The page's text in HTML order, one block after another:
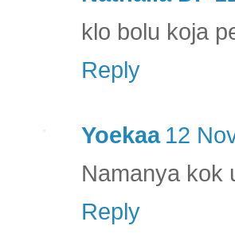
klo bolu koja
Reply
Yoekaa 12
Namanya kok
Reply